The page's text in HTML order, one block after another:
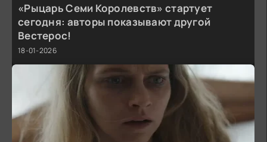
«Рыцарь Семи Королевств» стартует
сегодня: авторы показывают другой
Вестерос!
18-01-2026